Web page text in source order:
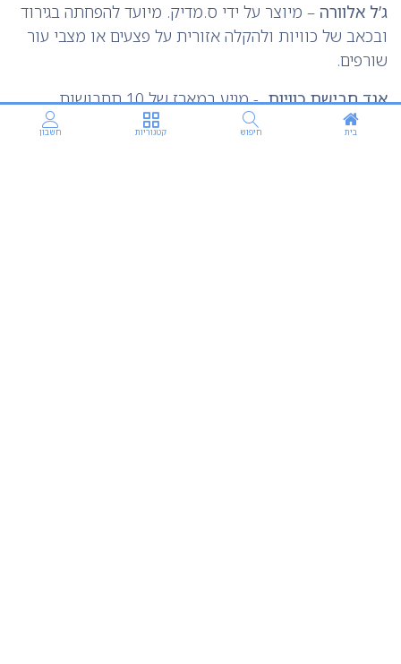
בית חיפוש קטגוריות חשבון
ג’ל אלוורה – מיוצר על ידי ס.מדיק. מיועד להפחתה בגירוד
ובכאב של כוויות ולהקלה אזורית על פצעים או מצבי עור
שורפים.
אגד חבישת כוויות
- מגיע במארז של 10 תחבושות
ליישום נוח על כווייות.